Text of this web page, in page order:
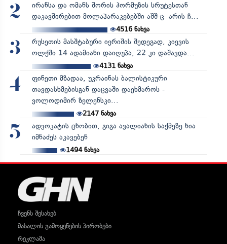
2
ირანსა და ომანს შორის ჰორმუზის სრუტესთან
დაკავშირებით მოლაპარაკებებში აშშ-ც არის ჩ...
4516ნახვა
3
რუსეთის მასშტაბური იერიშის შედეგად, კიევის
ოლქში 14 ადამიანი დაიღუპა, 22 კი დაშავდა...
4131ნახვა
4
ფინეთი მზადაა, უკრაინას ბალისტიკური
თავდასხმებისგან დაცვაში დაეხმაროს -
ვოლოდიმირ ზელენსკი...
2147ნახვა
5
ადვოკატის ცნობით, გიგა ავალიანის საქმეზე ნია
იმნაძეს აკავებენ
1494ნახვა
ჩვენს შესახებ
მასალის გამოყენების პირობები
რეკლამა